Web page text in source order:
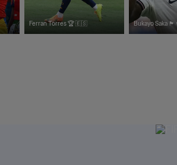
Ferran Torres 🏆 🇪🇸 Bukayo Saka 🏴󠁧󠁢󠁥󠁮󠁧󠁿